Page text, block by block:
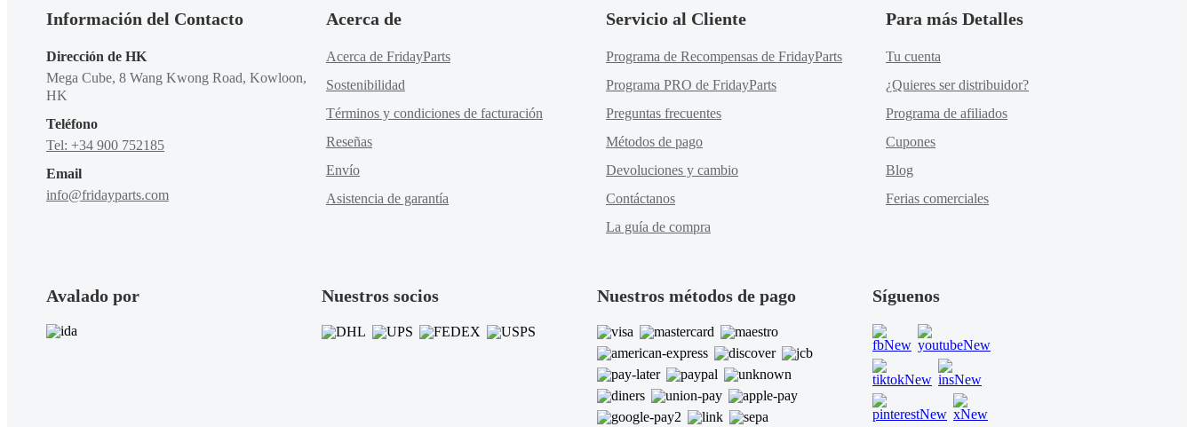
Información del Contacto
Dirección de HK
Mega Cube, 8 Wang Kwong Road, Kowloon,
HK
Teléfono
Tel: +34 900 752185
Email
info@fridayparts.com
Acerca de
Acerca de FridayParts
Sostenibilidad
Términos y condiciones de facturación
Reseñas
Envío
Asistencia de garantía
Servicio al Cliente
Programa de Recompensas de FridayParts
Programa PRO de FridayParts
Preguntas frecuentes
Métodos de pago
Devoluciones y cambio
Contáctanos
La guía de compra
Para más Detalles
Tu cuenta
¿Quieres ser distribuidor?
Programa de afiliados
Cupones
Blog
Ferias comerciales
Avalado por Nuestros socios Nuestros métodos de pago Síguenos